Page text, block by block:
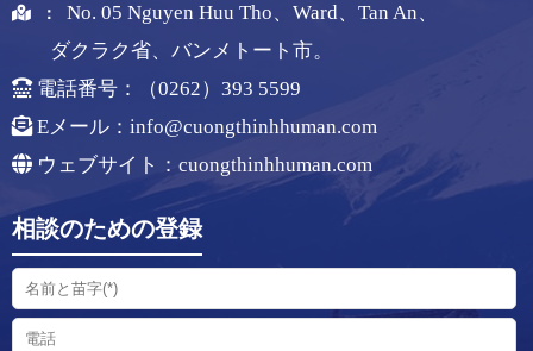
： No. 05 Nguyen Huu Tho、Ward、Tan An、
ダクラク省、バンメトート市。
電話番号：（0262）393 5599
Eメール： info@cuongthinhhuman.com
ウェブサイト：cuongthinhhuman.com
相談のための登録